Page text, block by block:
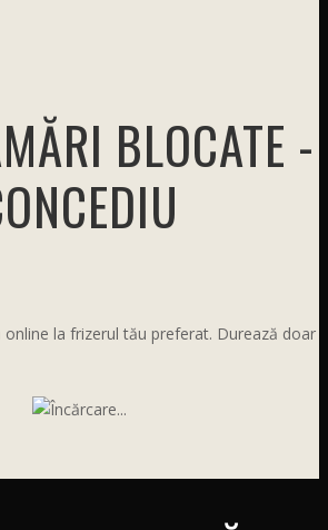
BLOCATE -
la frizerul tău preferat. Durează doar